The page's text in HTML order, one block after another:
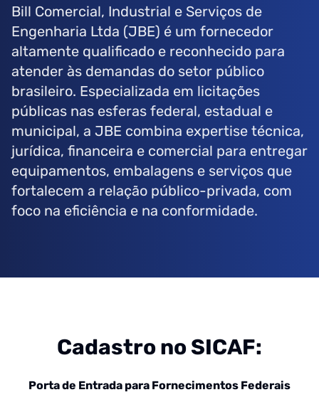
Bill Comercial, Industrial e Serviços de
Engenharia Ltda (JBE) é um fornecedor
altamente qualificado e reconhecido para
atender às demandas do setor público
brasileiro. Especializada em licitações
públicas nas esferas federal, estadual e
municipal, a JBE combina expertise técnica,
jurídica, financeira e comercial para entregar
equipamentos, embalagens e serviços que
fortalecem a relação público-privada, com
foco na eficiência e na conformidade.
Cadastro no SICAF:
Porta de Entrada para Fornecimentos Federais